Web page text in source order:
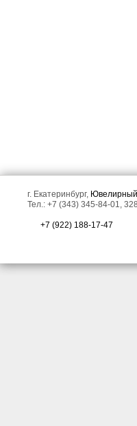
Золотое
камнем
г. Екатеринбург, Ювелирный
Тел.: +7 (343) 345-84-01,
+7 (922) 188-17-47